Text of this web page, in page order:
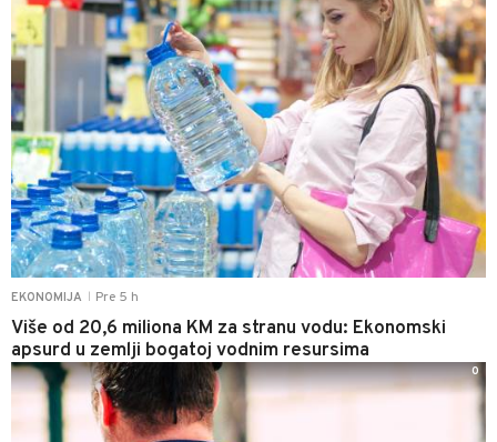
EKONOMIJA Pre 5 h
Više od 20,6 miliona KM za stranu vodu: Ekonomski
apsurd u zemlji bogatoj vodnim resursima
0